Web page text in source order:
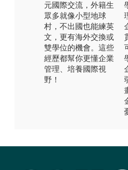
元國際交流，外籍生
眾多就像小型地球
村，不出國也能練英
文，更有海外交換或
雙學位的機會。這些
經歷都幫你更懂企業
管理、培養國際視
野！